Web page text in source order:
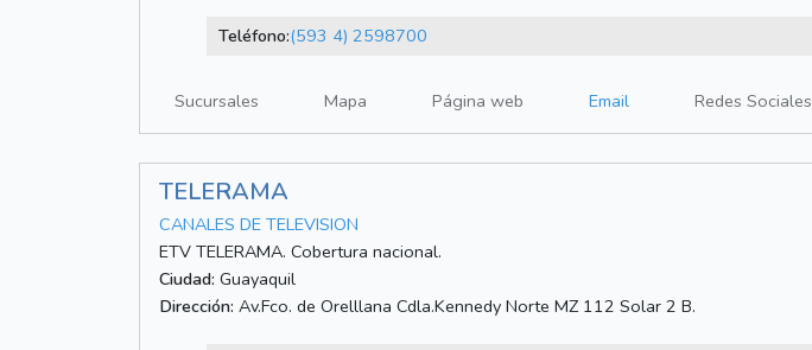
Teléfono:(593 4) 2598700
Sucursales Mapa Página web Email Redes Sociales
TELERAMA
CANALES DE TELEVISION
ETV TELERAMA. Cobertura nacional.
Ciudad: Guayaquil
Dirección: Av.Fco. de Orelllana Cdla.Kennedy Norte MZ 112 Solar 2 B.